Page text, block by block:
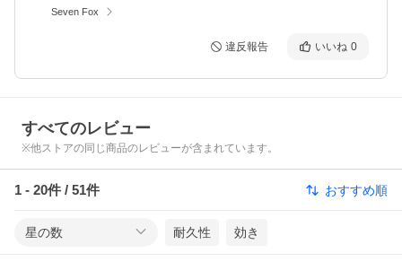
Seven Fox
違反報告 いいね 0
すべてのレビュー
※他ストアの同じ商品のレビューが含まれています。
1 - 20件 / 51件 おすすめ順
星の数 耐久性 効き